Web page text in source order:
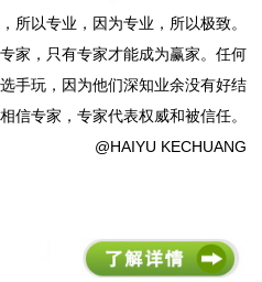
所以专业，因为专业，所以极致。
家，只有专家才能成为赢家。任何
手玩，因为他们深知业余没有好结
信专家，专家代表权威和被信任。
@HAIYU KECHUANG